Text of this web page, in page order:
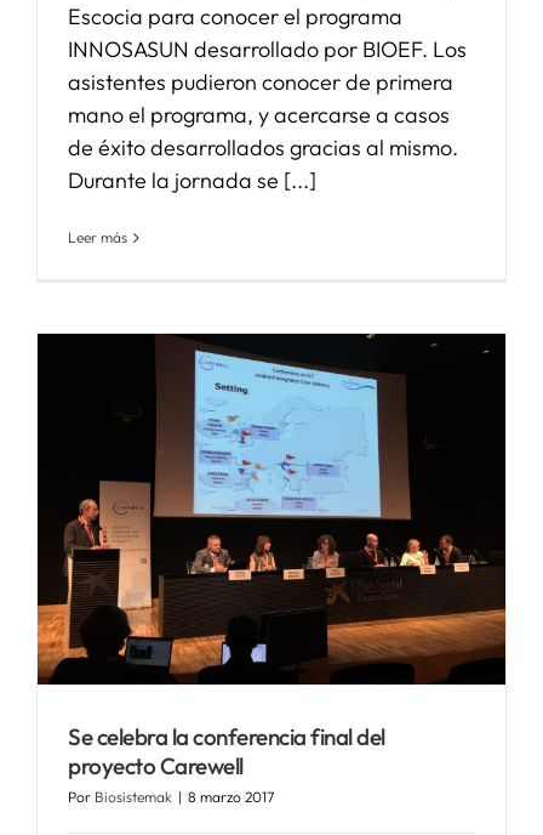
Escocia para conocer el programa
INNOSASUN desarrollado por BIOEF. Los
asistentes pudieron conocer de primera
mano el programa, y acercarse a casos
de éxito desarrollados gracias al mismo.
Durante la jornada se [...]
Leer más
Se celebra la conferencia final del
proyecto Carewell
Por Biosistemak | 8 marzo 2017